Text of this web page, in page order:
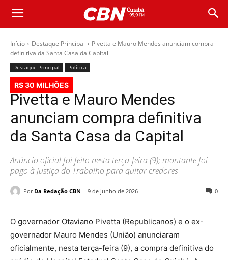
Início Destaque Principal
Pivetta e Mauro Mendes anunciam compra
definitiva da Santa Casa da Capital
Destaque Principal Política
R$ 30 MILHÕES
Pivetta e Mauro Mendes
anunciam compra definitiva
da Santa Casa da Capital
Anúncio oficial foi feito nesta terça-feira (9); montante foi
pago à Justiça do Trabalho para quitar credores
Por Da Redação CBN 9 de junho de 2026 0
O governador Otaviano Pivetta (Republicanos) e o ex-
governador Mauro Mendes (União) anunciaram
oficialmente, nesta terça-feira (9), a compra definitiva do